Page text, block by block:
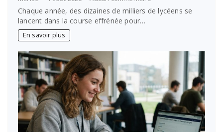
Parcoursup
:
Antémed
Epsilon
!
Chaque année, des dizaines de milliers de lycéens se
lancent dans la course effrénée pour…
En savoir plus